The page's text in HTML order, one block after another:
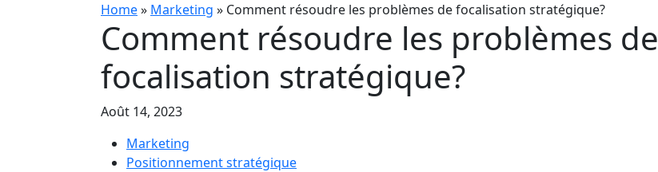
Home» Marketing » Comment résoudre les problèmes de focalisation stratégique?
Comment résoudre les problèmes de
focalisation stratégique?
Août 14, 2023
Marketing
Positionnement stratégique